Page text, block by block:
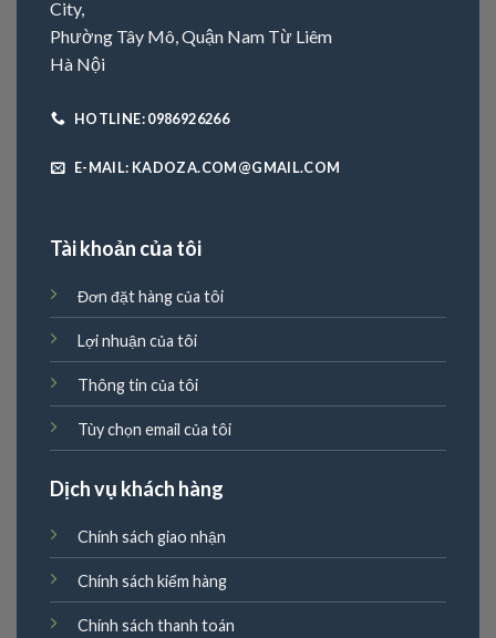
City,
Phường Tây Mô, Quận Nam Từ Liêm
Hà Nội
HOTLINE: 0986926266
E-MAIL: KADOZA.COM@GMAIL.COM
Tài khoản của tôi
Đơn đặt hàng của tôi
Lợi nhuận của tôi
Thông tin của tôi
Tùy chọn email của tôi
Dịch vụ khách hàng
Chính sách giao nhận
Chính sách kiểm hàng
Chính sách thanh toán